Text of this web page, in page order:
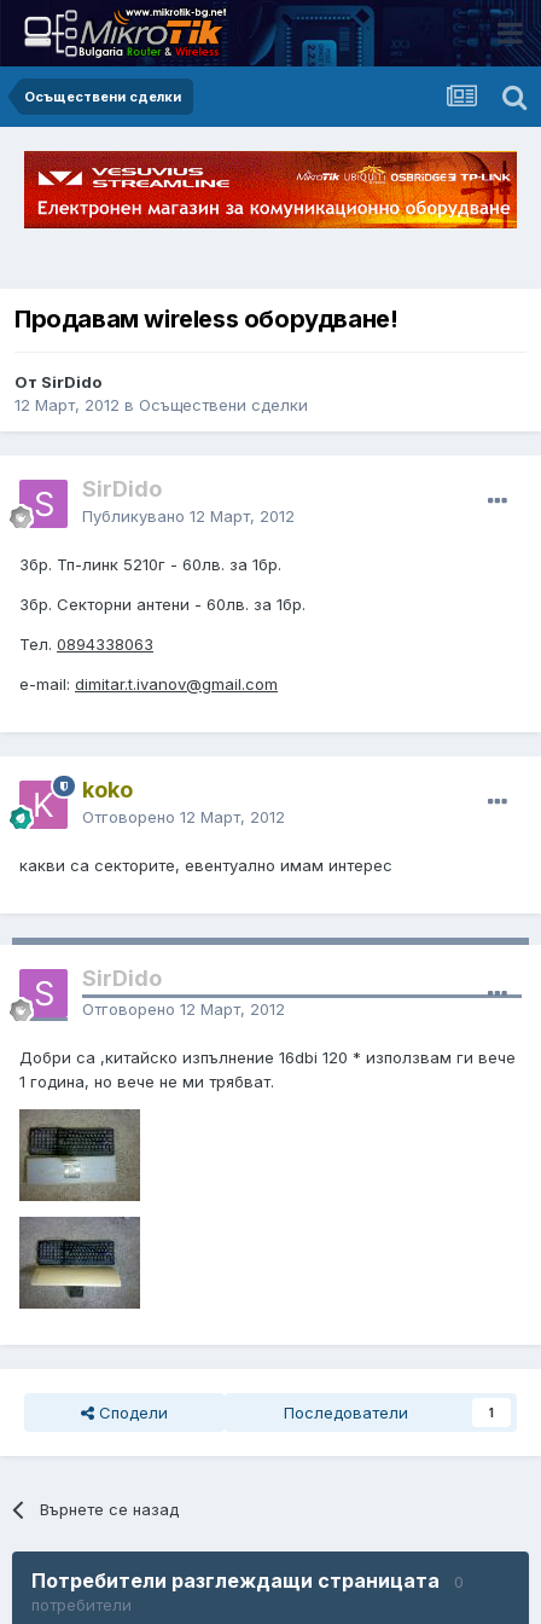
Осъществени сделки
Продавам wireless оборудване!
От SirDido
12 Март, 2012 в Осъществени сделки
SirDido
Публикувано 12 Март, 2012
3бр. Тп-линк 5210г - 60лв. за 1бр.
3бр. Секторни антени - 60лв. за 1бр.
Тел. 0894338063
е-mail: dimitar.t.ivanov@gmail.com
koko
Отговорено 12 Март, 2012
какви са секторите, евентуално имам интерес
SirDido
Отговорено 12 Март, 2012
Добри са ,китайско изпълнение 16dbi 120 * използвам ги вече
1 година, но вече не ми трябват.
Сподели Последователи 1
Върнете се назад
Потребители разглеждащи страницата
0
потребители